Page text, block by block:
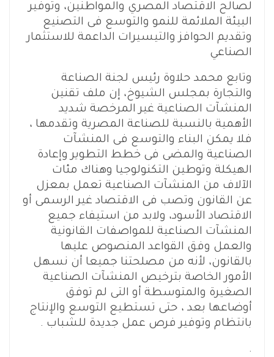
لصالح الاقتصاد المصري والمواطنين، وتوفير
البيئة الملائمة للنمو والتوسع فى التصنيع
وتقديم الحوافز والتيسيرات الداعمة للاستثمار
الصناعي
وتابع محمد حلاوة رئيس لجنة الصناعة
والتجارة بمجلس الشيوخ، إن ملف تقنين
المنشآت الصناعية غير المرخصة شديد
الأهمية بالنسبة للصناعة المصرية وتقدمها ،
فلا يمكن البناء والتوسع فى المنشآت
الصناعية والمضى فى خطط التطوير وإعادة
الهيكلة وتوطين التكنولوجيا وهناك مئات
الآلاف من المنشآت الصناعية تعمل بمعزل
عن القانون وتصب فى الاقتصاد غير الرسمى أو
الاقتصاد الأسود، ولابد من استيفاء جميع
المنشآت الصناعية للمواصفات القانونية
والعمل وفق القواعد المنصوص عليها
بالقانون، لأنه من مصلحتنا جميعا أن نسهل
الأمور الخاصة بترخيص المنشآت الصناعية
الصغيرة والمتوسطة أو التى لم توفق
أوضاعها بعد ، حتى تستطيع التوسع والإنتاج
بانتظام وتوفير فرص عمل جديدة للشباب .
.